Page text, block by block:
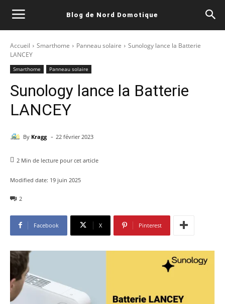
Blog de Nord Domotique
Accueil Smarthome Panneau solaire
Sunology lance la Batterie
LANCEY
Smarthome Panneau solaire
Sunology lance la Batterie
LANCEY
By Kragg - 22 février 2023
2 Min de lecture pour cet article
Modified date: 19 juin 2025
2
Facebook X Pinterest